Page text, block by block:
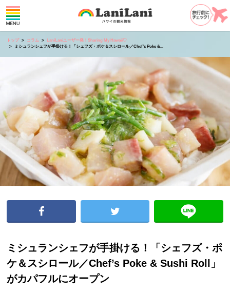
トップ コラム
LaniLaniユーザー発！Sharing My Hawaii♡
ミシュランシェフが手掛ける！「シェフズ・ポケ＆スシロール／Chef’s Poke &...
ミシュランシェフが手掛ける！「シェフズ・ポ
ケ＆スシロール／Chef’s Poke & Sushi Roll」
がカパフルにオープン